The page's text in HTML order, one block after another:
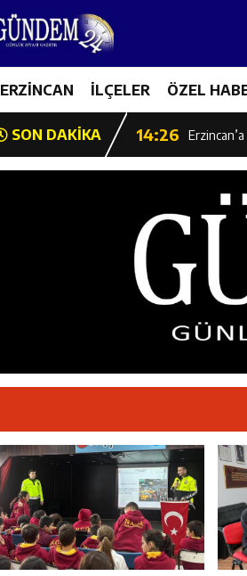
ERZİNCAN İLÇELER ÖZEL
SON DAKİKA
14:26
14:26
14:25 İl Müdürü
14:24 İlk Durak
Erzincan
Kemah
14:22 30 İlde
14:22 Milli
14:26 Geleceğin